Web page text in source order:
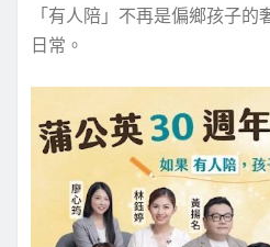
「有人陪」不再是偏鄉孩子
日常。